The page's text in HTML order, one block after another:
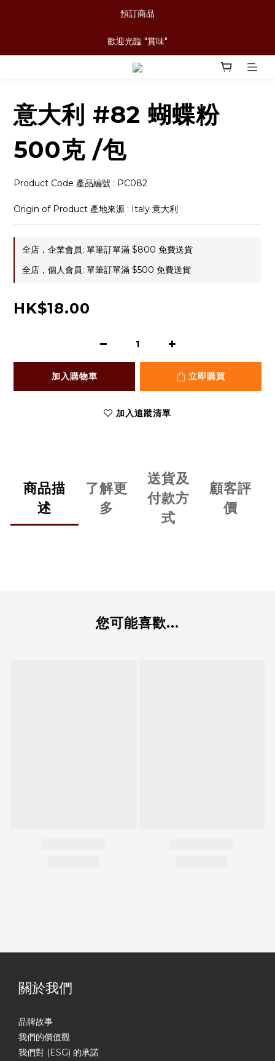
預訂商品
歡迎光臨 "賞味"
意大利 #82 蝴蝶粉
500克 /包
Product Code 產品編號 : PC082
Origin of Product 產地來源 : Italy 意大利
全店，企業會員: 單筆訂單滿 $800 免費送貨
全店，個人會員: 單筆訂單滿 $500 免費送貨
HK$18.00
加入購物車 立即購買
加入追蹤清單
商品描
述
了解更
多
送貨及
付款方
式
顧客評
價
您可能喜歡...
關於我們
品牌故事
我們的價值觀
我們對 (ESG) 的承諾